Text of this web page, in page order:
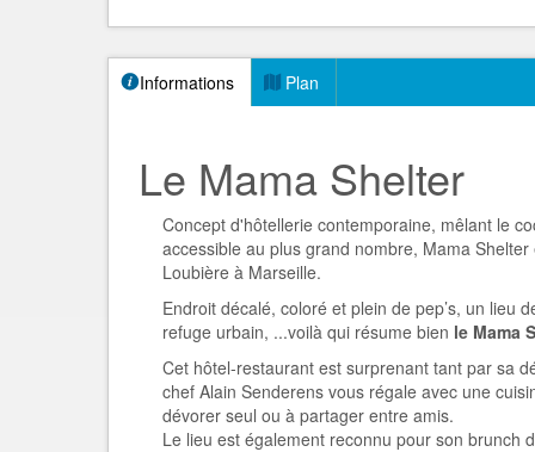
Informations Plan
Le Mama Shelter
Concept d'hôtellerie contemporaine, mêlant le
accessible au plus grand nombre, Mama
Loubière à Marseille.
Endroit décalé, coloré et plein de pep’s, un lieu
refuge urbain, ...voilà qui résume bien le Mama
Cet hôtel-restaurant est surprenant tant par sa
chef Alain Senderens vous régale avec une
dévorer seul ou à partager entre amis.
Le lieu est également reconnu pour son brunch